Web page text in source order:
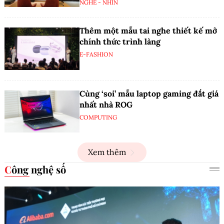
NGHE - NHÌN
Thêm một mẫu tai nghe thiết kế mở
chính thức trình làng
E-FASHION
Cùng ‘soi’ mẫu laptop gaming đắt giá
nhất nhà ROG
COMPUTING
Xem thêm
Công nghệ số